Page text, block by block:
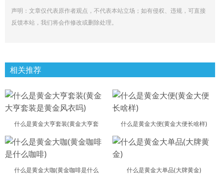
声明：文章仅代表原作者观点，不代表本站立场；如有侵权、违规，可直接
反馈本站，我们将会作修改或删除处理。
相关推荐
什么是黄金大亨套装(黄金大亨套 什么是黄金大便(黄金大便长啥样)
什么是黄金大咖(黄金咖啡是什么 什么是黄金大单品(大牌黄金)